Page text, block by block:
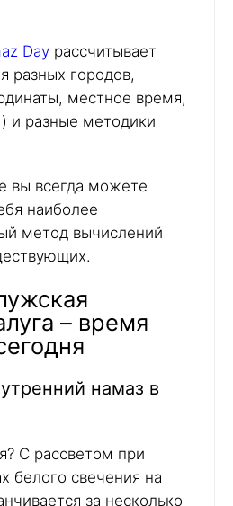
Day рассчитывает
разных городов,
местное время,
и разные методики
вы всегда можете
наиболее
метод вычислений
– время
намаз в
С рассветом при
белого свечения на
за несколько